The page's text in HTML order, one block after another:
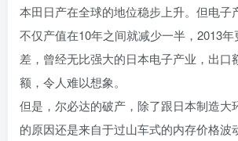
本田日产在全球的地位稳步上升。但电子
不仅产值在10年之间就减少一半，2013
差，曾经无比强大的日本电子产业，出口
额，令人难以想象。
但是，尔必达的破产，除了跟日本制造大
的原因还是来自于过山车式的内存价格波